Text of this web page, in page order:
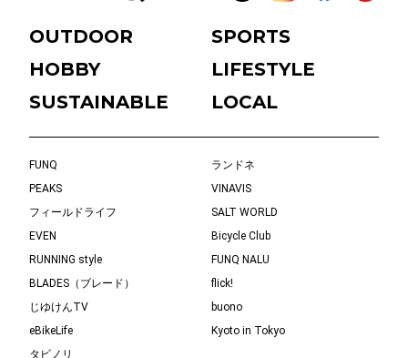
OUTDOOR
SPORTS
HOBBY
LIFESTYLE
SUSTAINABLE
LOCAL
FUNQ
ランドネ
PEAKS
VINAVIS
フィールドライフ
SALT WORLD
EVEN
Bicycle Club
RUNNING style
FUNQ NALU
BLADES（ブレード）
flick!
じゆけんTV
buono
eBikeLife
Kyoto in Tokyo
タビノリ